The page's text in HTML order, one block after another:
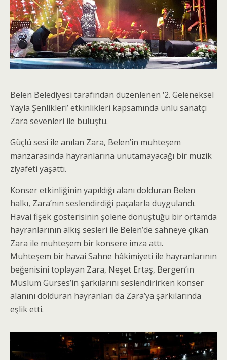
Belen Belediyesi tarafından düzenlenen ‘2. Geleneksel
Yayla Şenlikleri’ etkinlikleri kapsamında ünlü sanatçı
Zara sevenleri ile buluştu.
Güçlü sesi ile anılan Zara, Belen’in muhteşem
manzarasında hayranlarına unutamayacağı bir müzik
ziyafeti yaşattı.
Konser etkinliğinin yapıldığı alanı dolduran Belen
halkı, Zara’nın seslendirdiği paçalarla duygulandı.
Havai fişek gösterisinin şölene dönüştüğü bir ortamda
hayranlarının alkış sesleri ile Belen’de sahneye çıkan
Zara ile muhteşem bir konsere imza attı.
Muhteşem bir havai Sahne hâkimiyeti ile hayranlarının
beğenisini toplayan Zara, Neşet Ertaş, Bergen’ın
Müslüm Gürses’in şarkılarını seslendirirken konser
alanını dolduran hayranları da Zara’ya şarkılarında
eşlik etti.